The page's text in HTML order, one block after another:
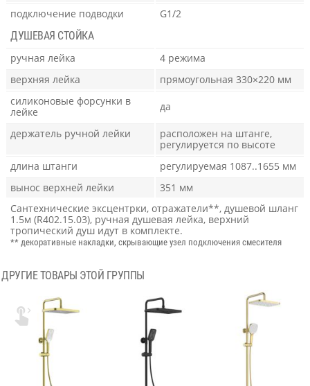
подключение подводки
G1/2
ДУШЕВАЯ СТОЙКА
ручная лейка
4 режима
верхняя лейка
прямоугольная 330×220 мм
силиконовые форсунки в
лейке
да
держатель ручной лейки
расположен на штанге,
регулируется по высоте
длина штанги
регулируемая 1087..1655 мм
вынос верхней лейки
351 мм
Сантехнические эксцентрки, отражатели**, душевой шланг
1.5м (R402.15.03), ручная душевая лейка, верхний
тропический душ идут в комплекте.
** декоративные накладки, скрывающие узел подключения смесителя
ДРУГИЕ ТОВАРЫ ЭТОЙ ГРУППЫ
